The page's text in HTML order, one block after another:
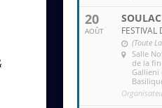
20
AOÛT FESTIVAL
(Toute
Salle
de la
Gallieni